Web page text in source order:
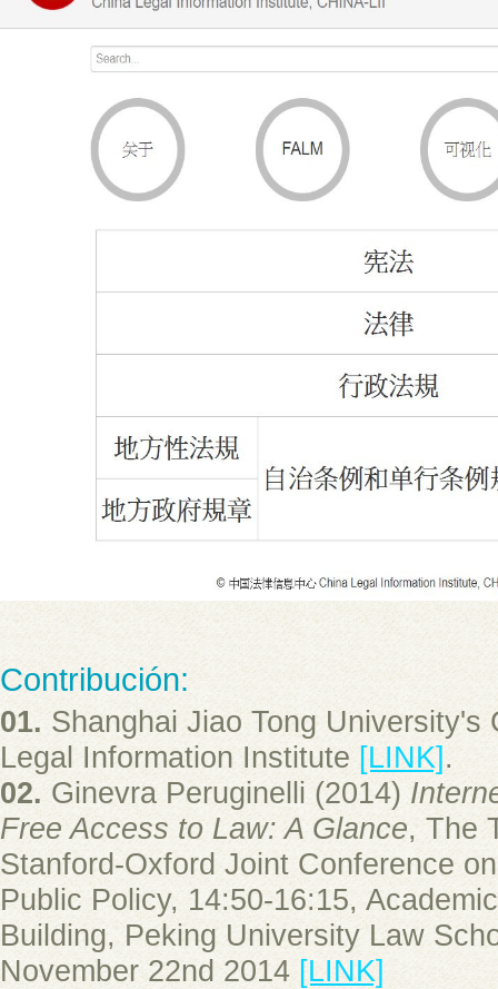
Contribución:
01. Shanghai Jiao Tong University's
Legal Information Institute [LINK] .
02. Ginevra Peruginelli (2014)
Free Access to Law: A Glance, The
Stanford-Oxford Joint Conference
Public Policy, 14:50-16:15,
Building, Peking University Law
November 22nd 2014 [LINK]